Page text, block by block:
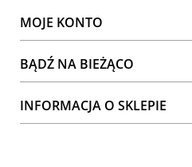
MOJE KONTO
BĄDŹ NA BIEŻĄCO
INFORMACJA O SKLEPIE